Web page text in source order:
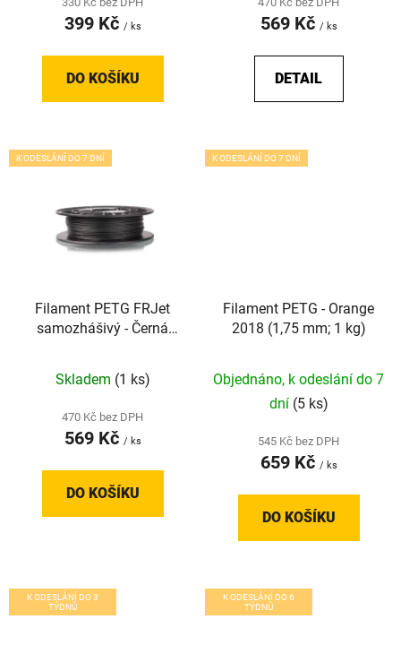
399 Kč / ks
DO KOŠÍKU
569 Kč / ks
DETAIL
K ODESLÁNÍ DO 7 DNÍ
Filament PETG FRJet
samozhášivý - Černá
Skladem (1 ks)
470 Kč bez DPH
569 Kč / ks
DO KOŠÍKU
K ODESLÁNÍ DO 7 DNÍ
Filament PETG - Orange
2018 (1,75 mm; 1 kg)
Objednáno, k odeslání do 7
dní (5 ks)
545 Kč bez DPH
659 Kč / ks
DO KOŠÍKU
K ODESLÁNÍ DO 3
TÝDNŮ
K ODESLÁNÍ DO 6
TÝDNŮ